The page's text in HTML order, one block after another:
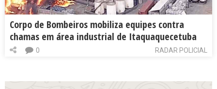
Corpo de Bombeiros mobiliza equipes contra
chamas em área industrial de Itaquaquecetuba
RADAR POLICIAL
0